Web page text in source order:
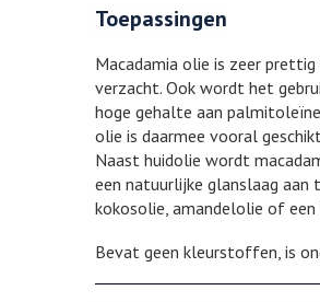
Toepassingen
Macadamia olie is zeer
verzacht. Ook wordt het
hoge gehalte aan
olie is daarmee vooral
Naast huidolie wordt
een natuurlijke glanslaag aan
kokosolie, amandelolie of een
Bevat geen kleurstoffen, is